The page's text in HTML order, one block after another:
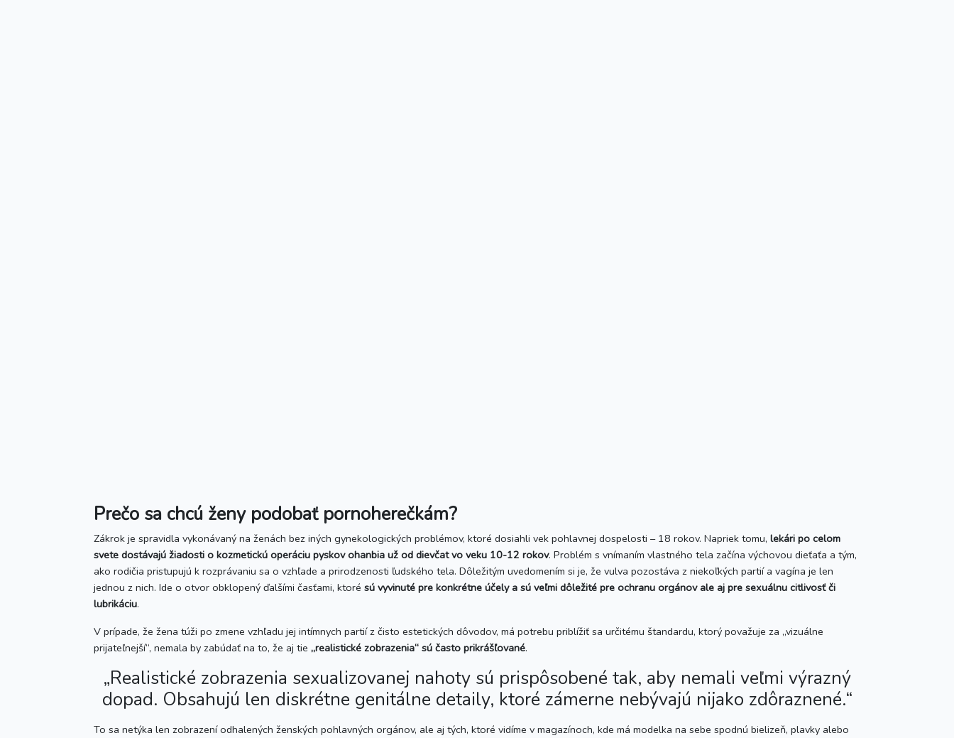
Prečo sa chcú ženy podobať pornoherečkám?
Zákrok je spravidla vykonávaný na ženách bez iných gynekologických problémov, ktoré dosiahli vek pohlavnej dospelosti – 18 rokov. Napriek tomu, lekári po celom
svete dostávajú žiadosti o kozmetickú operáciu pyskov ohanbia už od dievčat vo veku 10-12 rokov. Problém s vnímaním vlastného tela začína výchovou dieťaťa a tým,
ako rodičia pristupujú k rozprávaniu sa o vzhľade a prirodzenosti ľudského tela. Dôležitým uvedomením si je, že vulva pozostáva z niekoľkých partií a vagína je len
jednou z nich. Ide o otvor obklopený ďalšími časťami, ktoré sú vyvinuté pre konkrétne účely a sú veľmi dôležité pre ochranu orgánov ale aj pre sexuálnu citlivosť či
lubrikáciu.
V prípade, že žena túži po zmene vzhľadu jej intímnych partií z čisto estetických dôvodov, má potrebu priblížiť sa určitému štandardu, ktorý považuje za „vizuálne
prijateľnejší“, nemala by zabúdať na to, že aj tie „realistické zobrazenia“ sú často prikrášľované.
„Realistické zobrazenia sexualizovanej nahoty sú prispôsobené tak, aby nemali veľmi výrazný
dopad. Obsahujú len diskrétne genitálne detaily, ktoré zámerne nebývajú nijako zdôraznené.“
To sa netýka len zobrazení odhalených ženských pohlavných orgánov, ale aj tých, ktoré vidíme v magazínoch, kde má modelka na sebe spodnú bielizeň, plavky alebo